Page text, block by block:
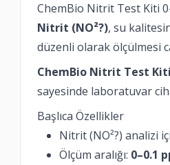
ChemBio Nitrit Test Kiti
Nitrit (NO²?), su
düzenli olarak ölçülmesi
ChemBio Nitrit Test Kiti
sayesinde laboratuvar
Başlıca Özellikler
Nitrit (NO²?) analizi
Ölçüm aralığı: 0–0.1